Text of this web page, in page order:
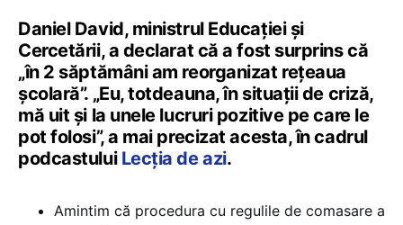
Daniel David, ministrul Educației și
Cercetării, a declarat că a fost surprins că
„în 2 săptămâni am reorganizat rețeaua
școlară”. „Eu, totdeauna, în situații de criză,
mă uit și la unele lucruri pozitive pe care le
pot folosi”, a mai precizat acesta, în cadrul
podcastului Lecția de azi.
Amintim că procedura cu regulile de comasare a